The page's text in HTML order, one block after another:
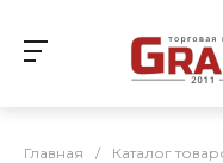
Главная / Каталог